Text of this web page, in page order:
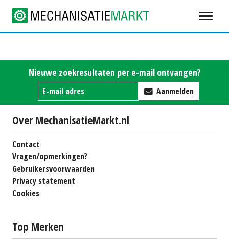
Nieuwe zoekresultaten per e-mail ontvangen?
Aanmelden
Over MechanisatieMarkt.nl
Contact
Vragen/opmerkingen?
Gebruikersvoorwaarden
Privacy statement
Cookies
Top Merken